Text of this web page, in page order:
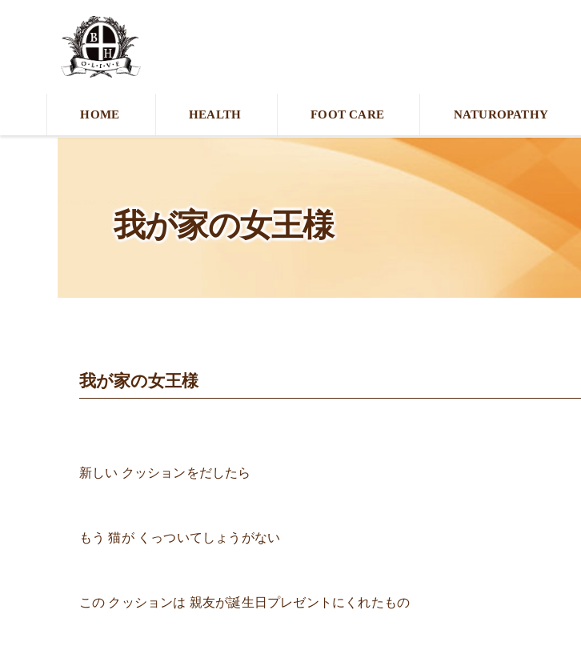
HOME HEALTH FOOT CARE NATUROPATHY
我が家の女王様
我が家の女王様
新しい クッションをだしたら
もう 猫が くっついてしょうがない
この クッションは 親友が誕生日プレゼントにくれたもの